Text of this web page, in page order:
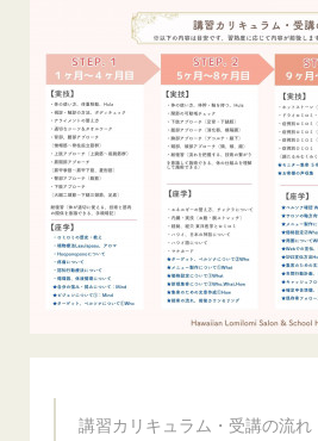
講習カリキュラム・受講の流れ